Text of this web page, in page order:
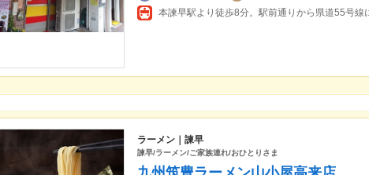
ラーメン｜諫早
諫早/ラーメン/ご家族連れ/おひとりさま